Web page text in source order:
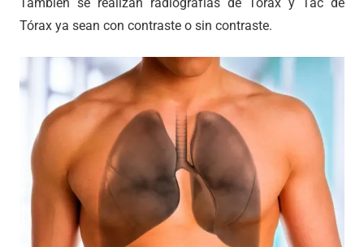
Tórax ya sean con contraste o sin contraste.